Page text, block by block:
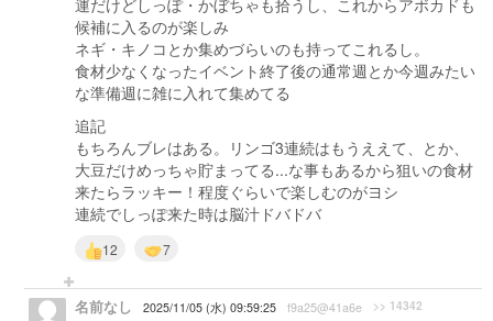
候補に入るのが楽しみ
ネギ・キノコとか集めづらいのも持ってこれるし。
食材少なくなったイベント終了後の通常週とか今週みたい
な準備週に雑に入れて集めてる
追記
もちろんブレはある。リンゴ3連続はもうええて、とか、
大豆だけめっちゃ貯まってる...な事もあるから狙いの食材
来たらラッキー！程度ぐらいで楽しむのがヨシ
連続でしっぽ来た時は脳汁ドバドバ
12 7
名前なし 2025/11/05 (水) 09:59:25 f9a25@41a6e >> 14342